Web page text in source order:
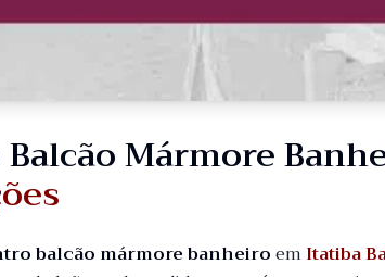
Mármore
balcão mármore banheiroem Itatiba